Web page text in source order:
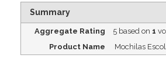
Summary
Aggregate Rating 5based on 1
Product Name
Mochilas